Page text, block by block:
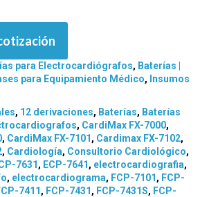
para Electrocardiógrafos, Baterías |
para Equipamiento Médico, Insumos
, 12 derivaciones, Baterías, Baterías
, CardiMax FX-7000,
, CardiMax FX-7101, Cardimax FX-7102,
, Cardiología, Consultorio Cardiológico,
7631, ECP-7641, electrocardiografia,
, electrocardiograma, FCP-7101, FCP-
7411, FCP-7431, FCP-7431S, FCP-